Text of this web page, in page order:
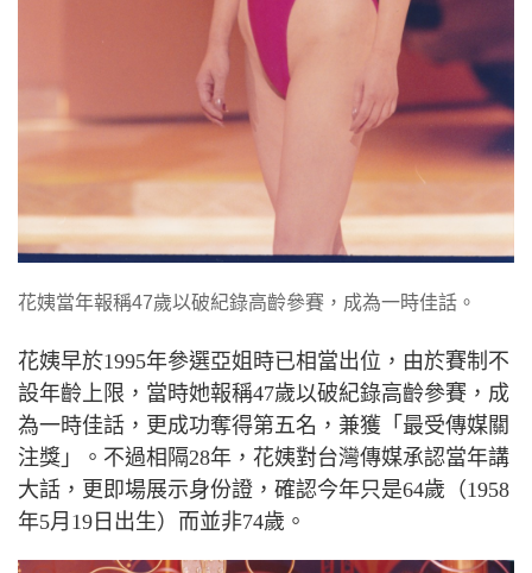
花姨當年報稱47歲以破紀錄高齡參賽，成為一時佳話。
花姨早於1995年參選亞姐時已相當出位，由於賽制不
設年齡上限，當時她報稱47歲以破紀錄高齡參賽，成
為一時佳話，更成功奪得第五名，兼獲「最受傳媒關
注獎」。不過相隔28年，花姨對台灣傳媒承認當年講
大話，更即場展示身份證，確認今年只是64歲（1958
年5月 19 日出生）而並非74歲。